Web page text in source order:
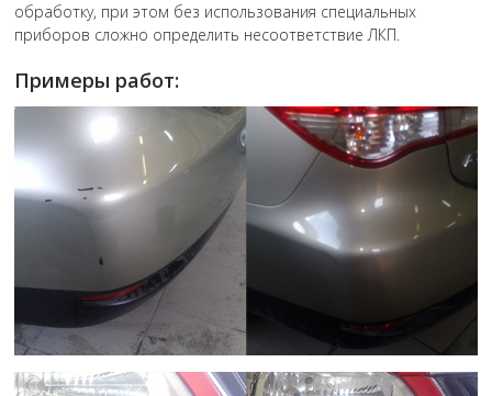
обработку, при этом без использования специальных
приборов сложно определить несоответствие ЛКП.
Примеры работ: